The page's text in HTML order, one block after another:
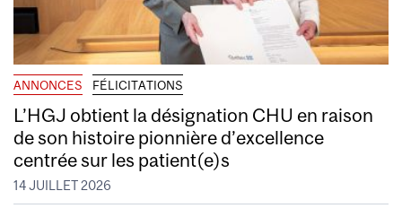
ANNONCES FÉLICITATIONS
L’HGJ obtient la désignation CHU en raison
de son histoire pionnière d’excellence
centrée sur les patient(e)s
14 JUILLET 2026